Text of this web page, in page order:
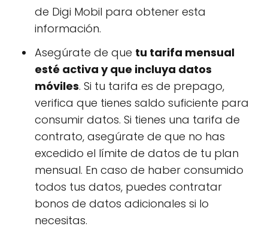
de Digi Mobil para obtener esta
información.
Asegúrate de que tu tarifa mensual
esté activa y que incluya datos
móviles. Si tu tarifa es de prepago,
verifica que tienes saldo suficiente para
consumir datos. Si tienes una tarifa de
contrato, asegúrate de que no has
excedido el límite de datos de tu plan
mensual. En caso de haber consumido
todos tus datos, puedes contratar
bonos de datos adicionales si lo
necesitas.